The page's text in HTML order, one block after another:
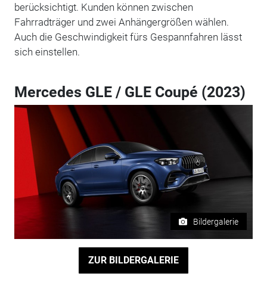
berücksichtigt. Kunden können zwischen
Fahrradträger und zwei Anhängergrößen wählen.
Auch die Geschwindigkeit fürs Gespannfahren lässt
sich einstellen.
Mercedes GLE / GLE Coupé (2023)
Bildergalerie
ZUR BILDERGALERIE